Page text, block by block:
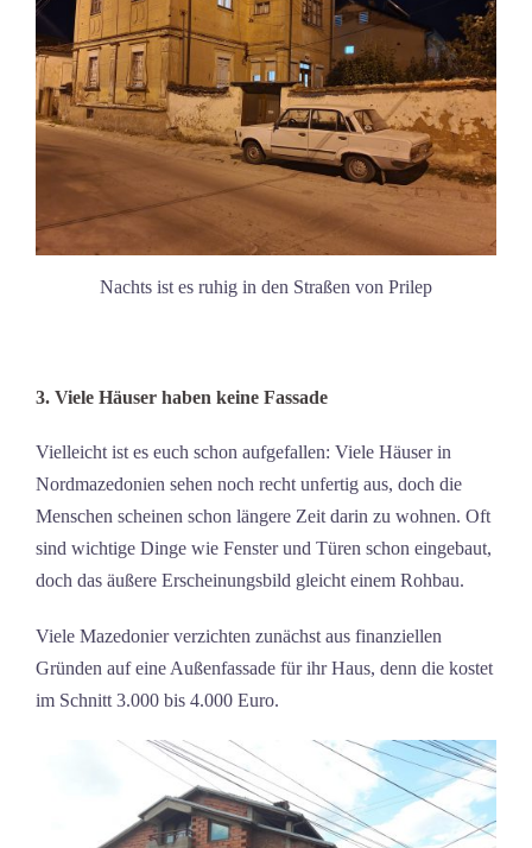
Nachts ist es ruhig in den Straßen von Prilep
3. Viele Häuser haben keine Fassade
Vielleicht ist es euch schon aufgefallen: Viele Häuser in
Nordmazedonien sehen noch recht unfertig aus, doch die
Menschen scheinen schon längere Zeit darin zu wohnen. Oft
sind wichtige Dinge wie Fenster und Türen schon eingebaut,
doch das äußere Erscheinungsbild gleicht einem Rohbau.
Viele Mazedonier verzichten zunächst aus finanziellen
Gründen auf eine Außenfassade für ihr Haus, denn die kostet
im Schnitt 3.000 bis 4.000 Euro.